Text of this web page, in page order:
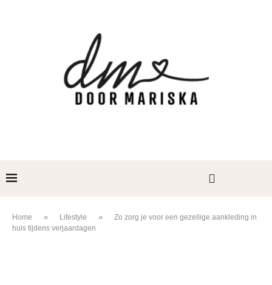
Home » Lifestyle »
Zo zorg je voor een gezellige aankleding in
huis tijdens verjaardagen